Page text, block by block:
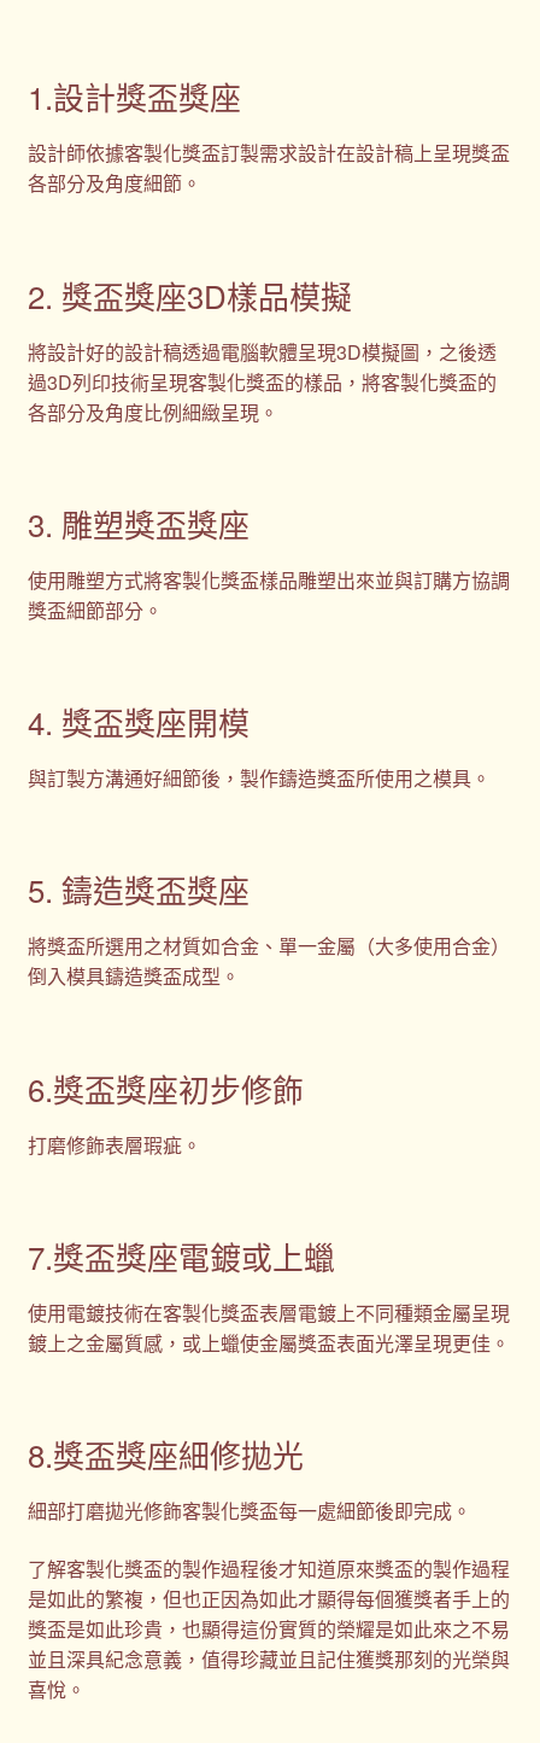
1.設計獎盃獎座
設計師依據客製化獎盃訂製需求設計在設計稿上呈現獎盃
各部分及角度細節。
2. 獎盃獎座3D樣品模擬
將設計好的設計稿透過電腦軟體呈現3D模擬圖，之後透
過3D列印技術呈現客製化獎盃的樣品，將客製化獎盃的
各部分及角度比例細緻呈現。
3. 雕塑獎盃獎座
使用雕塑方式將客製化獎盃樣品雕塑出來並與訂購方協調
獎盃細節部分。
4. 獎盃獎座開模
與訂製方溝通好細節後，製作鑄造獎盃所使用之模具。
5. 鑄造獎盃獎座
將獎盃所選用之材質如合金、單一金屬（大多使用合金）
倒入模具鑄造獎盃成型。
6.獎盃獎座初步修飾
打磨修飾表層瑕疵。
7.獎盃獎座電鍍或上蠟
使用電鍍技術在客製化獎盃表層電鍍上不同種類金屬呈現
鍍上之金屬質感，或上蠟使金屬獎盃表面光澤呈現更佳。
8.獎盃獎座細修拋光
細部打磨拋光修飾客製化獎盃每一處細節後即完成。
了解客製化獎盃的製作過程後才知道原來獎盃的製作過程
是如此的繁複，但也正因為如此才顯得每個獲獎者手上的
獎盃是如此珍貴，也顯得這份實質的榮耀是如此來之不易
並且深具紀念意義，值得珍藏並且記住獲獎那刻的光榮與
喜悅。